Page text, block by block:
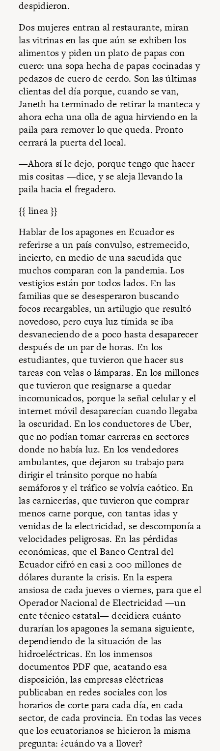
despidieron.
Dos mujeres entran al restaurante, miran
las vitrinas en las que aún se exhiben los
alimentos y piden un plato de papas con
cuero: una sopa hecha de papas cocinadas y
pedazos de cuero de cerdo. Son las últimas
clientas del día porque, cuando se van,
Janeth ha terminado de retirar la manteca y
ahora echa una olla de agua hirviendo en la
paila para remover lo que queda. Pronto
cerrará la puerta del local.
—Ahora sí le dejo, porque tengo que hacer
mis cositas —dice, y se aleja llevando la
paila hacia el fregadero.
{{ linea }}
Hablar de los apagones en Ecuador es
referirse a un país convulso, estremecido,
incierto, en medio de una sacudida que
muchos comparan con la pandemia. Los
vestigios están por todos lados. En las
familias que se desesperaron buscando
focos recargables, un artilugio que resultó
novedoso, pero cuya luz tímida se iba
desvaneciendo de a poco hasta desaparecer
después de un par de horas. En los
estudiantes, que tuvieron que hacer sus
tareas con velas o lámparas. En los millones
que tuvieron que resignarse a quedar
incomunicados, porque la señal celular y el
internet móvil desaparecían cuando llegaba
la oscuridad. En los conductores de Uber,
que no podían tomar carreras en sectores
donde no había luz. En los vendedores
ambulantes, que dejaron su trabajo para
dirigir el tránsito porque no había
semáforos y el tráfico se volvía caótico. En
las carnicerías, que tuvieron que comprar
menos carne porque, con tantas idas y
venidas de la electricidad, se descomponía a
velocidades peligrosas. En las pérdidas
económicas, que el Banco Central del
Ecuador cifró en casi 2 000 millones de
dólares durante la crisis. En la espera
ansiosa de cada jueves o viernes, para que el
Operador Nacional de Electricidad —un
ente técnico estatal— decidiera cuánto
durarían los apagones la semana siguiente,
dependiendo de la situación de las
hidroeléctricas. En los inmensos
documentos PDF que, acatando esa
disposición, las empresas eléctricas
publicaban en redes sociales con los
horarios de corte para cada día, en cada
sector, de cada provincia. En todas las veces
que los ecuatorianos se hicieron la misma
pregunta: ¿cuándo va a llover?